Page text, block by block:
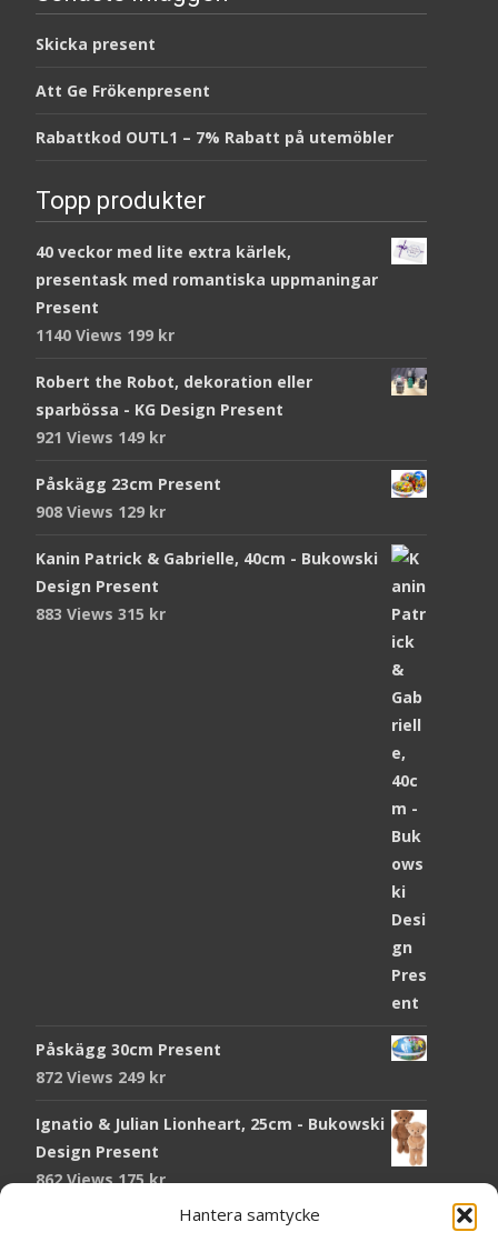
Hantera samtycke
Skicka present
Att Ge Frökenpresent
Rabattkod OUTL1 – 7% Rabatt på utemöbler
Topp produkter
40 veckor med lite extra kärlek,
presentask med romantiska uppmaningar
Present
1140 Views 199 kr
Robert the Robot, dekoration eller
sparbössa - KG Design Present
921 Views 149 kr
Påskägg 23cm Present
908 Views 129 kr
Kanin Patrick & Gabrielle, 40cm - Bukowski
Design Present
883 Views 315 kr
Påskägg 30cm Present
872 Views 249 kr
Ignatio & Julian Lionheart, 25cm - Bukowski
Design Present
862 Views175kr
Chokladmynt Påskmotiv Present